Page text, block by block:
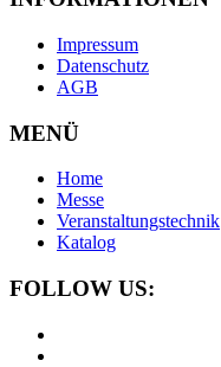
Impressum
Datenschutz
AGB
MENÜ
Home
Messe
Veranstaltungstechnik
Katalog
FOLLOW US: